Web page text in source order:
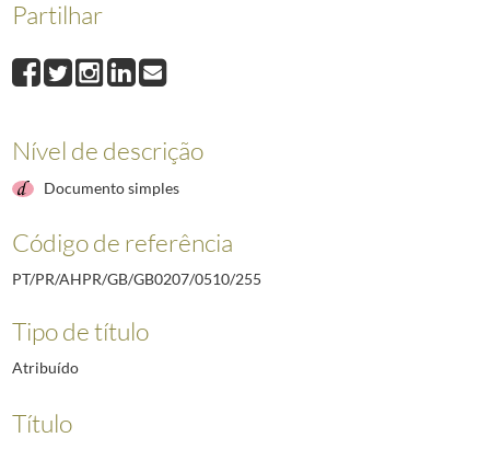
257 Telegrama do Presidente da República dos Estados Unidos Mexicanos,
258 Telegrama do Presidente da República da Turquia, Celel Bayar, dirigido
Telegrama do presidente do Conselho de Ministros da Tunísia, Habit
340 Telegrama do Presidente Sukarno da República da Indonésia, dirigido
Partilhar
Nível de descrição
Documento simples
Código de referência
PT/PR/AHPR/GB/GB0207/0510/255
Tipo de título
Atribuído
Título